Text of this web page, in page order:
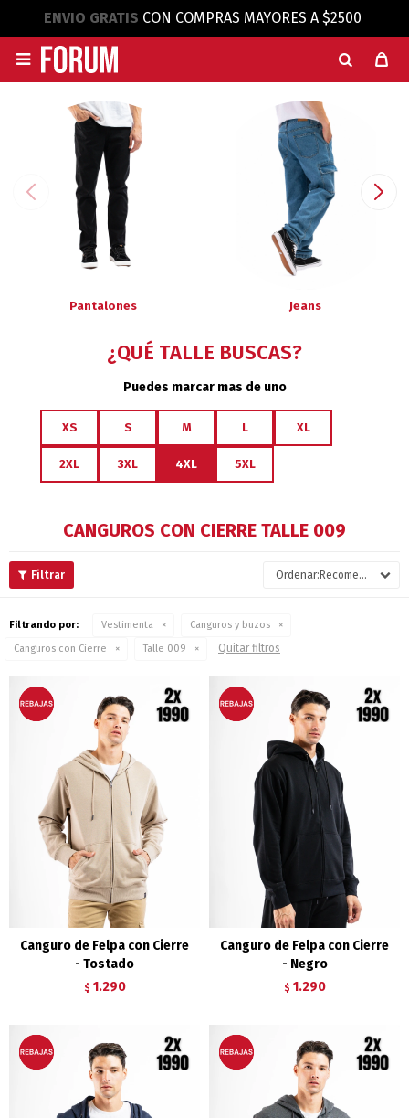
ENVIO GRATIS CON COMPRAS MAYORES A $2500

Pantalones Jeans
¿QUÉ TALLE BUSCAS?
Puedes marcar mas de uno
XS S M L XL
2XL 3XL 4XL 5XL
CANGUROS CON CIERRE TALLE 009
Recomendados
Filtrando por: Vestimenta
Canguros y buzos
Canguros con Cierre
Talle 009 Quitar filtros
Canguro de Felpa con Cierre
- Tostado
$ 1.290
Canguro de Felpa con Cierre
- Negro
$ 1.290